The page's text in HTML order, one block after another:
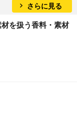
さらに見る
を扱う香料・素材